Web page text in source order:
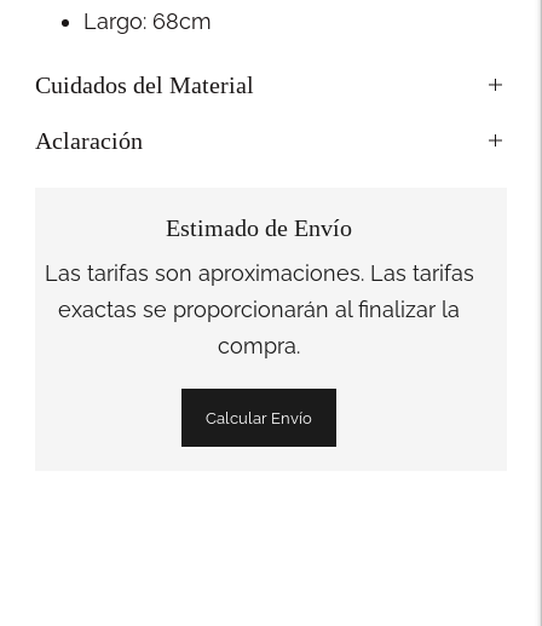
Largo: 68cm
Cuidados del Material
Aclaración
Estimado de Envío
Las tarifas son aproximaciones. Las tarifas
exactas se proporcionarán al finalizar la
compra.
Calcular Envío